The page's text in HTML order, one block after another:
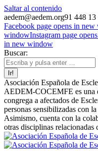
Saltar al contenido
aedem@aedem.org91 448 13
Facebook page opens in
windowInstagram page
in new window
Buscar:
Asociación Española de
AEDEM-COCEMFE es una
congrega a afectados de
personas sensibilizadas con
Asimismo, cuenta con la
otras disciplinas relacionadas